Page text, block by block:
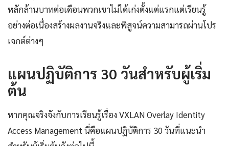
หลักล้านบาทต่อเดือนพวกเขาไม่ได้เก่งตั้งแต่แรกแต่เรียนรู้
อย่างต่อเนื่องสร้างผลงานจริงและพิสูจน์ความสามารถผ่านโปร
เจกต์ต่างๆ
แผนปฏิบัติการ 30 วันสำหรับผู้เริ่ม
ต้น
หากคุณจริงจังกับการเรียนรู้เรื่อง VXLAN Overlay Identity
Access Management นี่คือแผนปฏิบัติการ 30 วันที่แนะนำ